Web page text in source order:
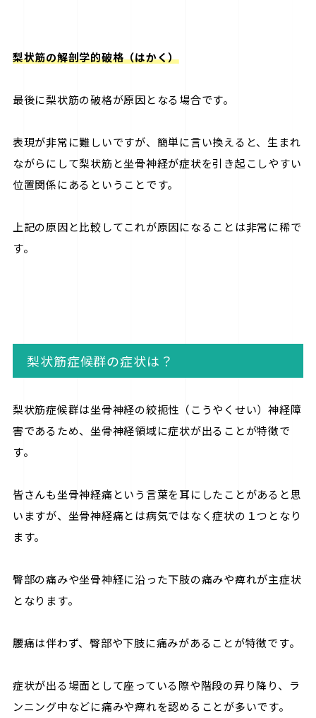
梨状筋の解剖学的破格（はかく）
最後に梨状筋の破格が原因となる場合です。
表現が非常に難しいですが、簡単に言い換えると、生まれ
ながらにして梨状筋と坐骨神経が症状を引き起こしやすい
位置関係にあるということです。
上記の原因と比較してこれが原因になることは非常に稀で
す。
梨状筋症候群の症状は？
梨状筋症候群は坐骨神経の絞扼性（こうやくせい）神経障
害であるため、坐骨神経領域に症状が出ることが特徴で
す。
皆さんも坐骨神経痛という言葉を耳にしたことがあると思
いますが、坐骨神経痛とは病気ではなく症状の１つとなり
ます。
臀部の痛みや坐骨神経に沿った下肢の痛みや痺れが主症状
となります。
腰痛は伴わず、臀部や下肢に痛みがあることが特徴です。
症状が出る場面として座っている際や階段の昇り降り、ラ
ンニング中などに痛みや痺れを認めることが多いです。